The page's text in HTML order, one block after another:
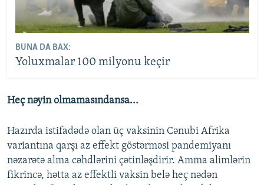
BUNA DA BAX:
Yoluxmalar 100 milyonu keçir
Heç nəyin olmamasındansa...
Hazırda istifadədə olan üç vaksinin Cənubi Afrika
variantına qarşı az effekt göstərməsi pandemiyanı
nəzarətə alma cəhdlərini çətinləşdirir. Amma alimlərin
fikrincə, hətta az effektli vaksin belə heç nədən